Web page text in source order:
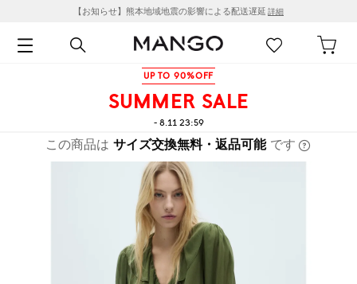
【お知らせ】熊本地域地震の影響による配送遅延 詳細
UP TO 90%OFF
SUMMER SALE
- 8.11 23:59
この商品は サイズ交換無料・返品可能 です